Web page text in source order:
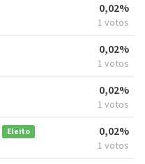
0,02%
1 votos
0,02%
1 votos
0,02%
1 votos
Eleito 0,02%
1 votos